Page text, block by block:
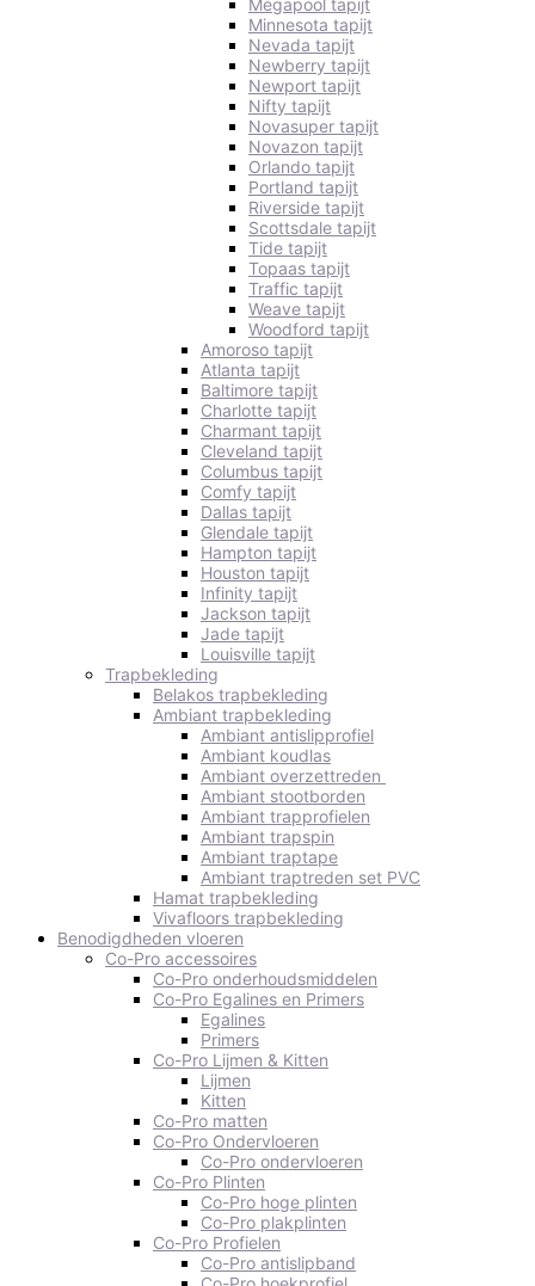
Megapool tapijt
Minnesota tapijt
Nevada tapijt
Newberry tapijt
Newport tapijt
Nifty tapijt
Novasuper tapijt
Novazon tapijt
Orlando tapijt
Portland tapijt
Riverside tapijt
Scottsdale tapijt
Tide tapijt
Topaas tapijt
Traffic tapijt
Weave tapijt
Woodford tapijt
Amoroso tapijt
Atlanta tapijt
Baltimore tapijt
Charlotte tapijt
Charmant tapijt
Cleveland tapijt
Columbus tapijt
Comfy tapijt
Dallas tapijt
Glendale tapijt
Hampton tapijt
Houston tapijt
Infinity tapijt
Jackson tapijt
Jade tapijt
Louisville tapijt
Trapbekleding
Belakos trapbekleding
Ambiant trapbekleding
Ambiant antislipprofiel
Ambiant koudlas
Ambiant overzettreden
Ambiant stootborden
Ambiant trapprofielen
Ambiant trapspin
Ambiant traptape
Ambiant traptreden set PVC
Hamat trapbekleding
Vivafloors trapbekleding
Benodigdheden vloeren
Co-Pro accessoires
Co-Pro onderhoudsmiddelen
Co-Pro Egalines en Primers
Egalines
Primers
Co-Pro Lijmen & Kitten
Lijmen
Kitten
Co-Pro matten
Co-Pro Ondervloeren
Co-Pro ondervloeren
Co-Pro Plinten
Co-Pro hoge plinten
Co-Pro plakplinten
Co-Pro Profielen
Co-Pro antislipband